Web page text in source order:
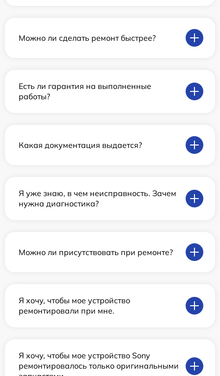
Можно ли сделать ремонт быстрее?
Есть ли гарантия на выполненные
работы?
Какая документация выдается?
Я уже знаю, в чем неисправность. Зачем
нужна диагностика?
Можно ли присутствовать при ремонте?
Я хочу, чтобы мое устройство
ремонтировали при мне.
Я хочу, чтобы мое устройство Sony
ремонтировалось только оригинальными